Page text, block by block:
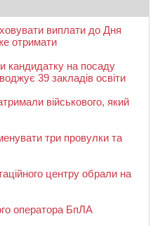
виплати до Дня
отримати
кандидатку на посаду
39 закладів освіти
військового, який
три провулки та
центру обрали на
оператора БпЛА